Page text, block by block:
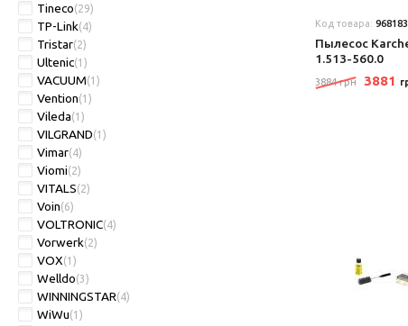
Tineco(29)
TP-Link(4)
Tristar(2)
Ultenic(1)
VACUUM(1)
Vention(1)
Vileda(1)
VILGRAND(1)
Vimar(4)
Viomi(2)
VITALS(2)
Voin(6)
VOLTRONIC(4)
Vorwerk(2)
VOX(1)
Welldo(3)
WINNINGSTAR(4)
WiWu(1)
Код товара: 968183
Пылесос
1.513-560.0
3884 грн 3881